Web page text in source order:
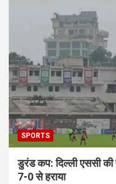
SPORTS
डुरंड कप: दिल्ली एससी
7-0 से हराया